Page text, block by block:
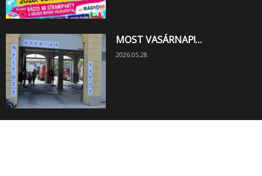
MOST VASÁRNAP!…
2026.05.28.